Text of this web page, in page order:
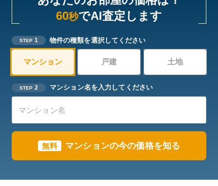
60秒でAI査定します
STEP 1 物件の種類を選択してください
マンション 戸建 土地
STEP 2 マンション名を入力してください
無料 マンションの今の価格を知る